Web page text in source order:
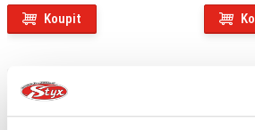
Koupit